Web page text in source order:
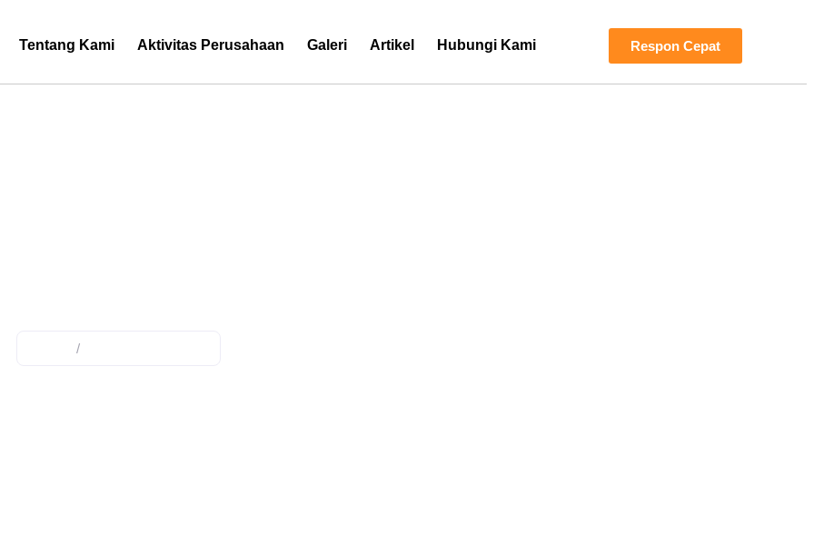
Tentang Kami Aktivitas Perusahaan Galeri Artikel Hubungi Kami Respon Cepat
/